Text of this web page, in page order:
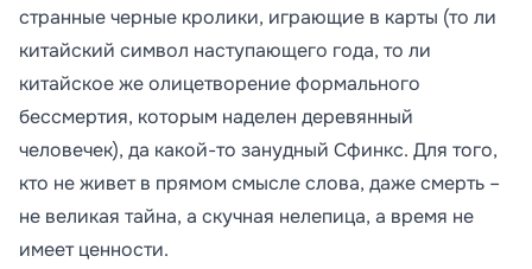
странные черные кролики, играющие в карты (то ли
китайский символ наступающего года, то ли
китайское же олицетворение формального
бессмертия, которым наделен деревянный
человечек), да какой-то занудный Сфинкс. Для того,
кто не живет в прямом смысле слова, даже смерть –
не великая тайна, а скучная нелепица, а время не
имеет ценности.